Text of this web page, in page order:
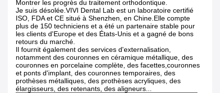
Montrer les progrès du traitement orthodontique.
Je suis désolée. VIVI Dental Lab est un laboratoire certifié
ISO, FDA et CE situé à Shenzhen, en Chine.Elle compte
plus de 150 techniciens et a été un partenaire stable pour
les clients d'Europe et des États-Unis et a gagné de bons
retours du marché.
Il fournit également des services d'externalisation,
notamment des couronnes en céramique métallique, des
couronnes en porcelaine complète, des facettes,couronnes
et ponts d'implant, des couronnes temporaires, des
prothèses métalliques, des prothèses acryliques, des
élargisseurs, des retenants, des aligneurs...